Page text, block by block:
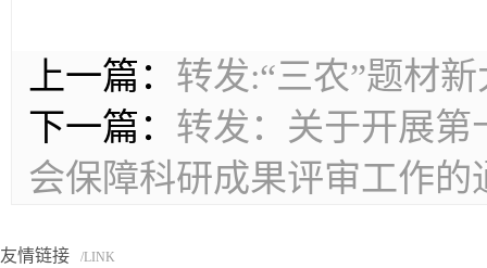
上一篇： 转发:“三农”题材
下一篇： 转发：关于开展第
会保障科研成果评审工作的
友情链接 /LINK